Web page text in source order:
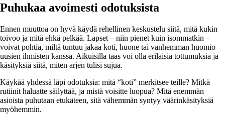
Puhukaa avoimesti odotuksista
Ennen muuttoa on hyvä käydä rehellinen keskustelu siitä, mitä kukin
toivoo ja mitä ehkä pelkää. Lapset – niin pienet kuin isommatkin –
voivat pohtia, miltä tuntuu jakaa koti, huone tai vanhemman huomio
uusien ihmisten kanssa. Aikuisilla taas voi olla erilaisia tottumuksia ja
käsityksiä siitä, miten arjen tulisi sujua.
Käykää yhdessä läpi odotuksia: mitä “koti” merkitsee teille? Mitkä
rutiinit haluatte säilyttää, ja mistä voisitte luopua? Mitä enemmän
asioista puhutaan etukäteen, sitä vähemmän syntyy väärinkäsityksiä
myöhemmin.